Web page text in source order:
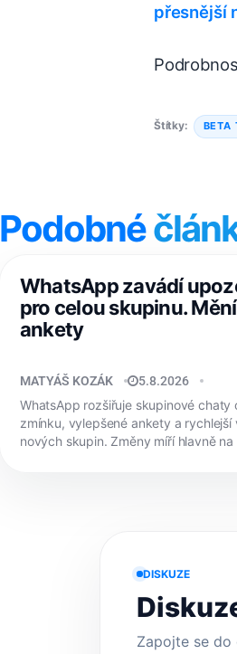
přesnější
Štítky: BETA
Podobné
WhatsApp zavádí
pro celou skupinu.
ankety
MATYÁŠ KOZÁK 5.8.2026
WhatsApp rozšiřuje skupinové chaty
zmínku, vylepšené ankety a rychlejší
nových skupin. Změny míří hlavně na
DISKUZE
Zapojte se do